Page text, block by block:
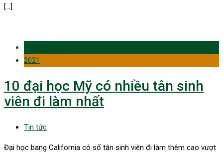
[…]
2021
10 đại học Mỹ có nhiều tân sinh
viên đi làm nhất
Tin tức
Đại học bang California có số tân sinh viên đi làm thêm cao vượt